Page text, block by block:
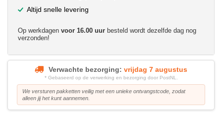
Altijd snelle levering
Op werkdagen voor 16.00 uur besteld wordt dezelfde dag nog
verzonden!
Verwachte bezorging: vrijdag 7 augustus
* Gebaseerd op de verwerking en bezorging door PostNL.
We versturen pakketten veilig met een unieke ontvangstcode, zodat
alleen jij het kunt aannemen.